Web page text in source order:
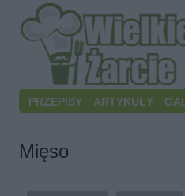
PRZEPISY ARTYKUŁY
Mięso